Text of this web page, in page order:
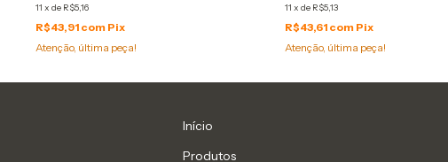
11 x de R$5,16
R$43,91 com Pix
Atenção, última peça!
11 x de R$5,13
R$43,61 com Pix
Atenção, última peça!
Início
Produtos